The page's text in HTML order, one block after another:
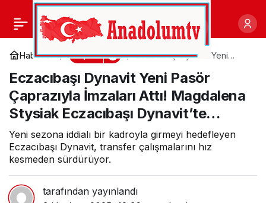
Haberler Spor
Eczacıbaşı Dynavit Yeni
Magdalena Stysiak
Eczacıbaşı Dynavit’te…
Eczacıbaşı Dynavit Yeni Pasör
Çaprazıyla İmzaları Attı! Magdalena
Stysiak Eczacıbaşı Dynavit’te…
Yeni sezona iddialı bir kadroyla girmeyi hedefleyen
Eczacıbaşı Dynavit, transfer çalışmalarını hız
kesmeden sürdürüyor.
tarafından yayınlandı
İzmir Taekwondo
Müsabakalarında
Aliağa’dan 20 Madalya
Sevinci
Paylaş